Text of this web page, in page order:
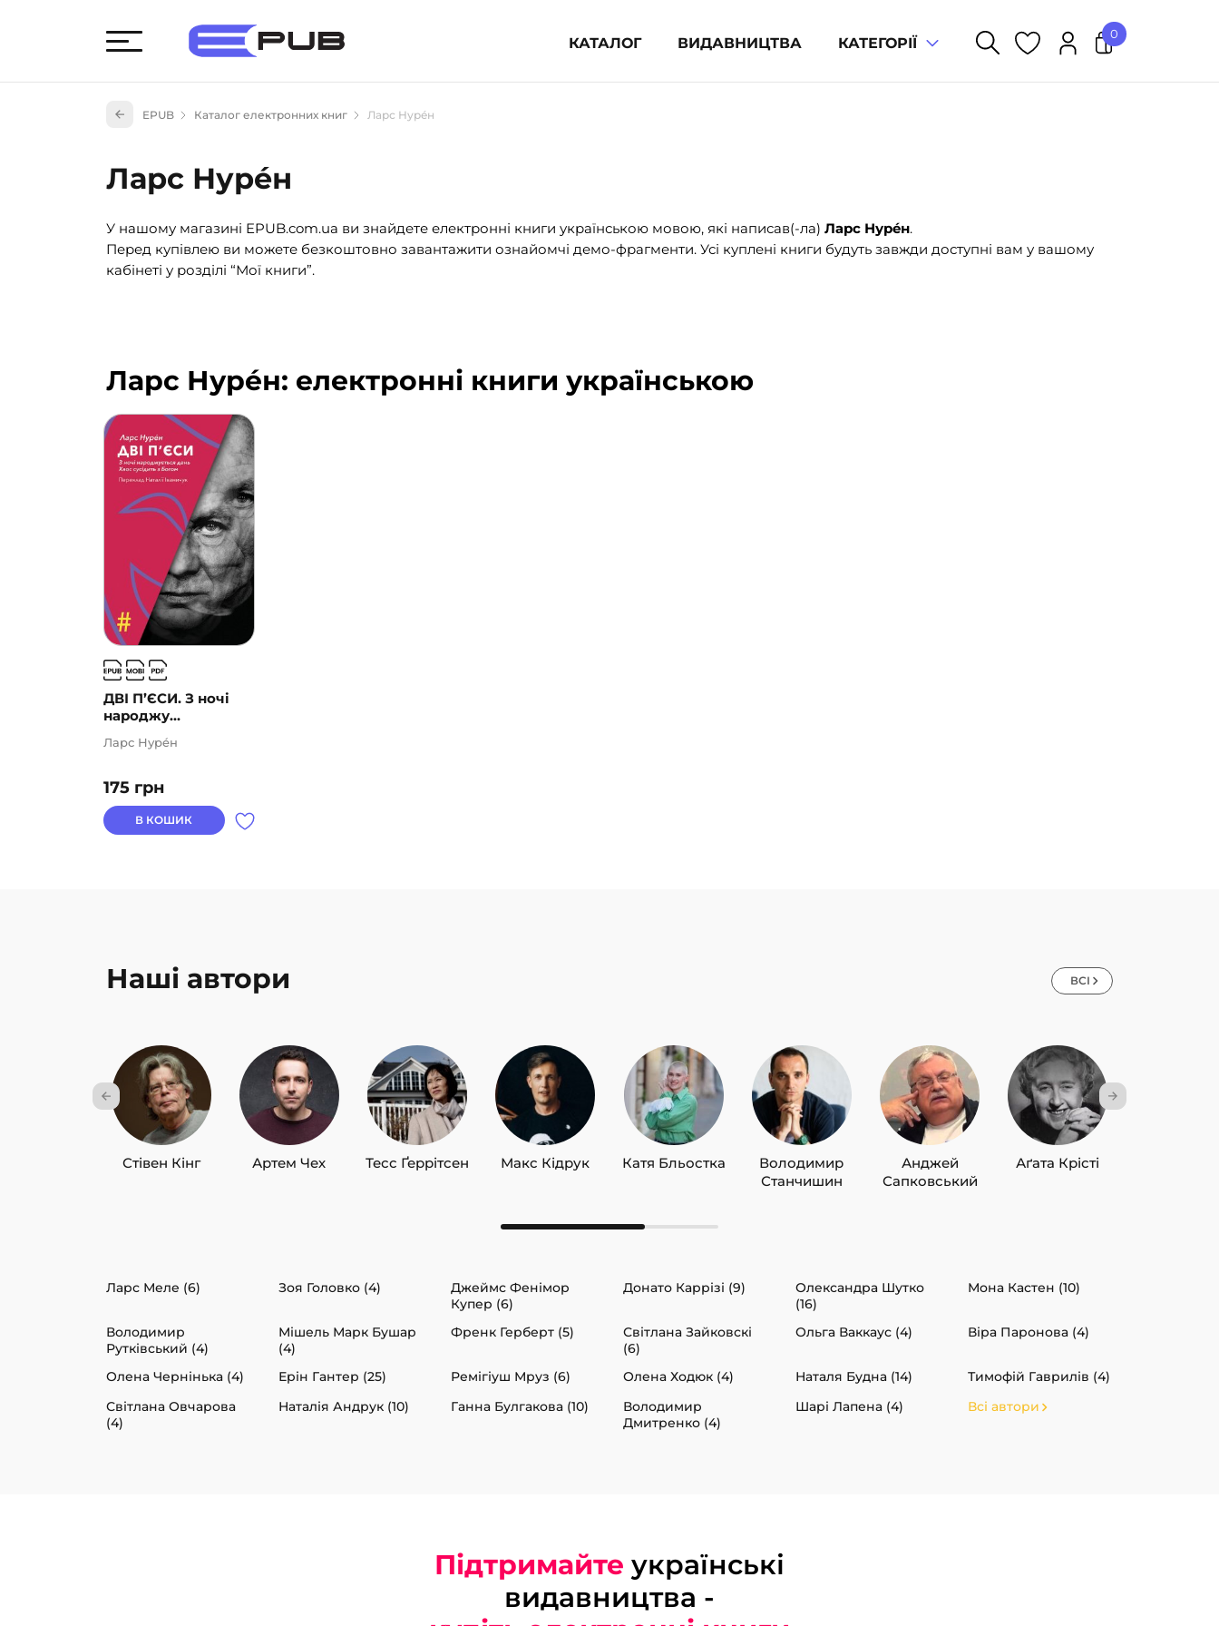
КАТАЛОГ ВИДАВНИЦТВА КАТЕГОРІЇ
Художня література (1854)
(527)
0
У кошику немає товарів.
EPUB Каталог електронних книг Ларс Нурéн
Ларс Нурéн
У нашому магазині EPUB.com.ua ви знайдете електронні книги українською мовою, які написав(-ла) Ларс Нурéн.
Перед купівлею ви можете безкоштовно завантажити ознайомчі демо-фрагменти. Усі куплені книги будуть завжди доступні вам у вашому
кабінеті у розділі “Мої книги”.
Ларс Нурéн: електронні книги українською
ДВІ П’ЄСИ. З ночі
народжу...
175 грн
Ларс Нурéн
В КОШИК
Наші автори ВСІ
Стівен Кінг Артем Чех Тесс Ґеррітсен Макс Кідрук Катя Бльостка
Володимир
Станчишин
Анджей
Сапковський
Аґата Крісті
Ларс Меле (6) Зоя Головко (4)
Джеймс Фенімор
Купер (6)
Донато Каррізі (9)
Олександра Шутко
(16)
Мона Кастен (10)
Володимир
Рутківський (4)
Мішель Марк Бушар
(4)
Френк Герберт (5)
Світлана Зайковскі
(6)
Ольга Ваккаус (4) Віра Паронова (4)
Олена Чернінька (4) Ерін Гантер (25) Ремігіуш Мруз (6) Олена Ходюк (4) Наталя Будна (14)
Тимофій Гаврилів (4)
Світлана Овчарова
(4)
Наталія Андрук (10) Ганна Булгакова (10)
Володимир
Дмитренко (4)
Шарі Лапена (4) Всі автори
Підтримайте українські
видавництва -